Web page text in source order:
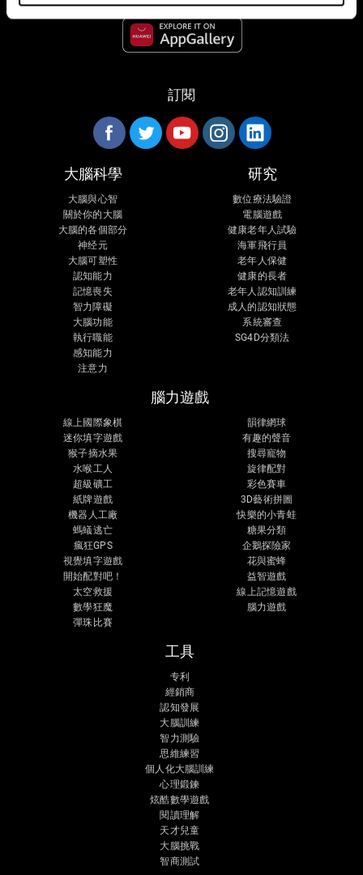
訂閱
大腦科學
大腦與心智
關於你的大腦
大腦的各個部分
神经元
大腦可塑性
認知能力
記憶喪失
智力障礙
大腦功能
執行職能
感知能力
注意力
研究
數位療法驗證
電腦遊戲
健康老年人試驗
海軍飛行員
老年人保健
健康的長者
老年人認知訓練
成人的認知狀態
系統審查
SG4D分類法
腦力遊戲
線上國際象棋
迷你填字遊戲
猴子摘水果
水喉工人
超級礦工
紙牌遊戲
機器人工廠
螞蟻逃亡
瘋狂GPS
視覺填字遊戲
開始配對吧！
太空救援
數學狂魔
彈珠比賽
韻律網球
有趣的聲音
搜尋寵物
旋律配對
彩色賽車
3D藝術拼圖
快樂的小青蛙
糖果分類
企鵝探險家
花與蜜蜂
益智遊戲
線上記憶遊戲
腦力遊戲
工具
专利
經銷商
認知發展
大腦訓練
智力測驗
思維練習
個人化大腦訓練
心理鍛鍊
炫酷數學遊戲
閱讀理解
天才兒童
大腦挑戰
智商測試